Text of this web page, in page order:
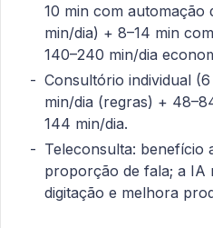
10 min com automação
min/dia) + 8–14 min
140–240 min/dia
Consultório individual
min/dia (regras) +
144 min/dia.
Teleconsulta: benefício
proporção de fala; a IA
digitação e melhora